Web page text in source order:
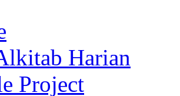
Harian
Project